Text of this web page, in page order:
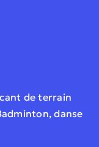
de terrain
danse